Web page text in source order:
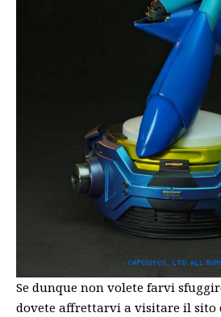
Se dunque non volete farvi
dovete affrettarvi a visitare il sito